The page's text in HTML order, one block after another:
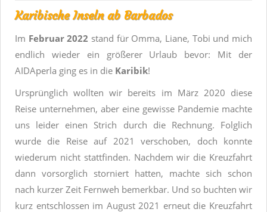
Karibische Inseln ab Barbados
Im Februar 2022 stand für Omma, Liane, Tobi und mich
endlich wieder ein größerer Urlaub bevor: Mit der
AIDAperla ging es in die Karibik!
Ursprünglich wollten wir bereits im März 2020 diese
Reise unternehmen, aber eine gewisse Pandemie machte
uns leider einen Strich durch die Rechnung. Folglich
wurde die Reise auf 2021 verschoben, doch konnte
wiederum nicht stattfinden. Nachdem wir die Kreuzfahrt
dann vorsorglich storniert hatten, machte sich schon
nach kurzer Zeit Fernweh bemerkbar. Und so buchten wir
kurz entschlossen im August 2021 erneut die Kreuzfahrt